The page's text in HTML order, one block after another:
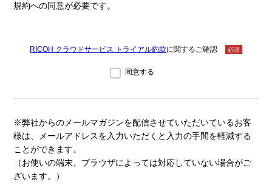
規約への同意が必要です。
RICOH クラウドサービス トライアル約款に関するご確認 必須
同意する
※弊社からのメールマガジンを配信させていただいているお客
様は、メールアドレスを入力いただくと入力の手間を軽減する
ことができます。
（お使いの端末、ブラウザによっては対応していない場合がご
ざいます。）